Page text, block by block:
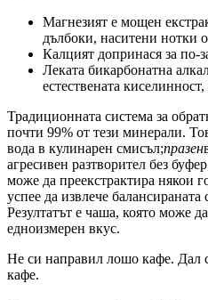
Магнезият е мощен
дълбоки, наситени нотки
Калцият допринася за по-
Леката бикарбонатна
естествената
Традиционната система за
почти 99% от тези минерали.
вода в кулинарен смисъл;празен
агресивен разтворител без
може да преекстрактира някои
успее да извлече балансираната
Резултатът е чаша, която може
едноизмерен вкус.
Не си направил лошо кафе. Дал
кафе.